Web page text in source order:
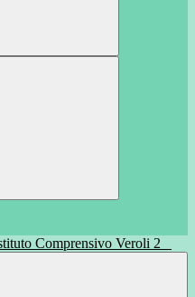
Comprensivo Veroli 2